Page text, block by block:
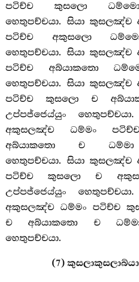
පටිච්ච කුසලො ධම්මො
හෙතුපච්චයා. සියා
පටිච්ච අකුසලො
හෙතුපච්චයා. සියා
පටිච්ච අබ්යාකතො
හෙතුපච්චයා. සියා කුසලඤ්ච
පටිච්ච කුසලො ච
උප්පජ්ජෙය්යුං
අකුසලඤ්ච ධම්මං
අබ්යාකතො ච ධම්මා
හෙතුපච්චයා. සියා
පටිච්ච කුසලො ච
උප්පජ්ජෙය්යුං
අකුසලඤ්ච ධම්මං පටිච්ච
ච අබ්යාකතො ච ධම්මා
හෙතුපච්චයා.
(7)